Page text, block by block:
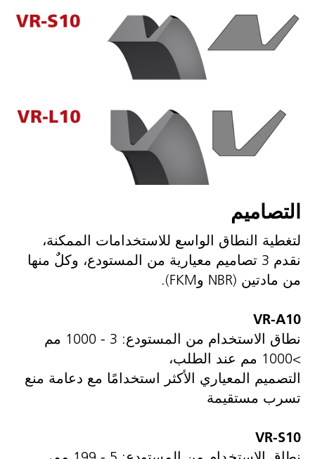
التصاميم
لتغطية النطاق الواسع للاستخدامات الممكنة،
نقدم 3 تصاميم معيارية من المستودع، وكلٌ منها
من مادتين (NBR وFKM).
VR-A10
نطاق الاستخدام من المستودع: 3 - 1000 مم
>1000 مم عند الطلب،
التصميم المعياري الأكثر استخدامًا مع دعامة منع
تسرب مستقيمة
VR-S10